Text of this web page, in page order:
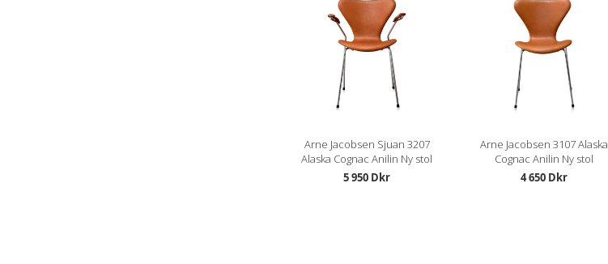
Arne Jacobsen Sjuan 3207
Alaska Cognac Anilin Ny stol
5 950 Dkr
Arne Jacobsen 3107 Alaska
Cognac Anilin Ny stol
4 650 Dkr